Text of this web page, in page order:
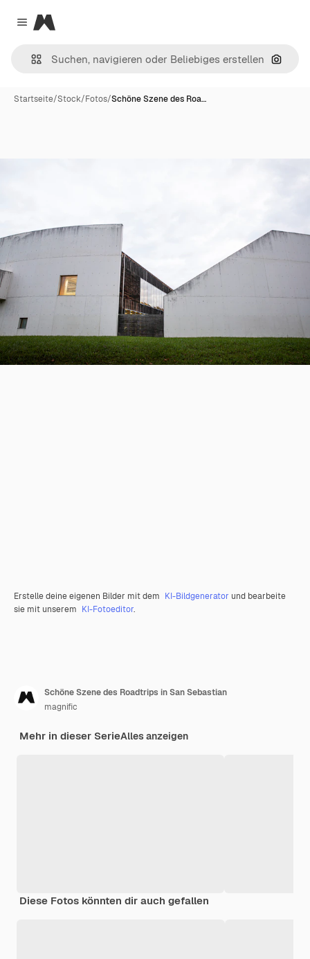
Close menu
Magnific
Nach
Startseite/Stock/Fotos/Schöne Szene des Roa…
Erstelle deine eigenen Bilder mit dem KI-Bildgenerator und bearbeite
sie mit unserem KI-Fotoeditor.
Schöne Szene des Roadtrips in San Sebastian
magnific
Mehr in dieser SerieAlles anzeigen
Diese Fotos könnten dir auch gefallen